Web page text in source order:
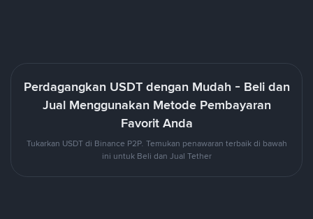
Perdagangkan USDT dengan Mudah - Beli dan
Jual Menggunakan Metode Pembayaran
Favorit Anda
Tukarkan USDT di Binance P2P. Temukan penawaran terbaik di bawah
ini untuk Beli dan Jual Tether